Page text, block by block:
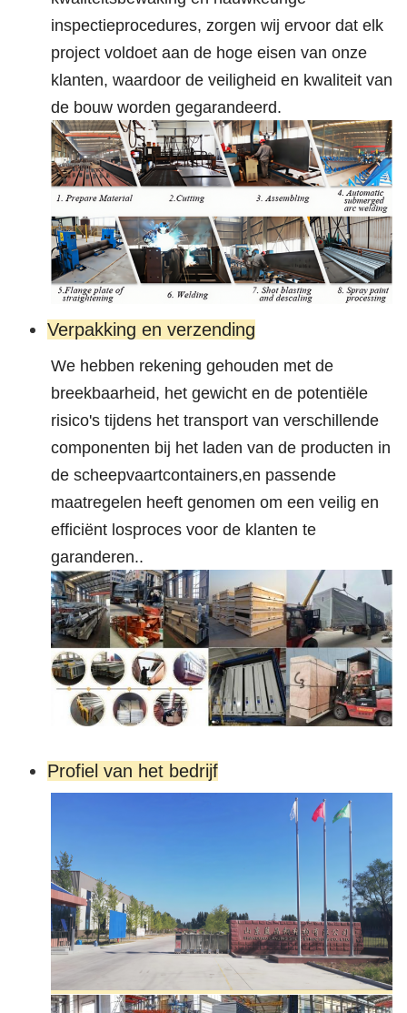
inspectieprocedures, zorgen wij ervoor dat elk
project voldoet aan de hoge eisen van onze
klanten, waardoor de veiligheid en kwaliteit van
de bouw worden gegarandeerd.
Verpakking en verzending
We hebben rekening gehouden met de
breekbaarheid, het gewicht en de potentiële
risico's tijdens het transport van verschillende
componenten bij het laden van de producten in
de scheepvaartcontainers,en passende
maatregelen heeft genomen om een veilig en
efficiënt losproces voor de klanten te
garanderen..
Profiel van het bedrijf